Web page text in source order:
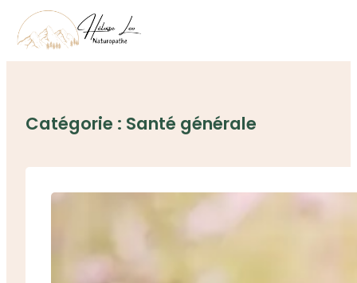
Aller
Catégorie : Santé générale